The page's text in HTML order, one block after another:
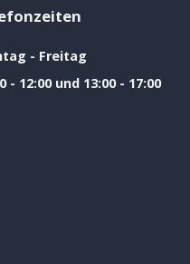
- Freitag
- 12:00 und 13:00 - 17:00